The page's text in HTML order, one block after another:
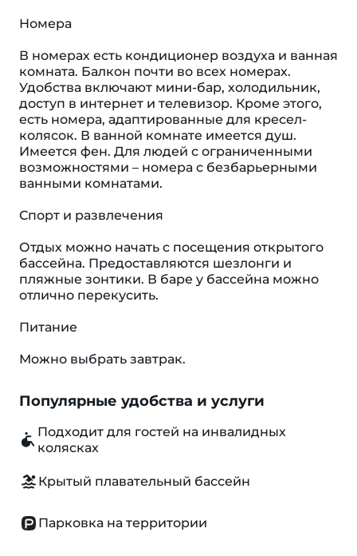
Номера
В номерах есть кондиционер воздуха и ванная
комната. Балкон почти во всех номерах.
Удобства включают мини-бар, холодильник,
доступ в интернет и телевизор. Кроме этого,
есть номера, адаптированные для кресел-
колясок. В ванной комнате имеется душ.
Имеется фен. Для людей с ограниченными
возможностями – номера с безбарьерными
ванными комнатами.
Спорт и развлечения
Отдых можно начать с посещения открытого
бассейна. Предоставляются шезлонги и
пляжные зонтики. В баре у бассейна можно
отлично перекусить.
Питание
Можно выбрать завтрак.
Популярные удобства и услуги
Подходит для гостей на инвалидных
колясках
Крытый плавательный бассейн
Парковка на территории